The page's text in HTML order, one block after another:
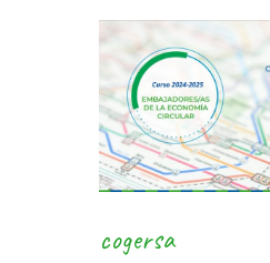
cogersa